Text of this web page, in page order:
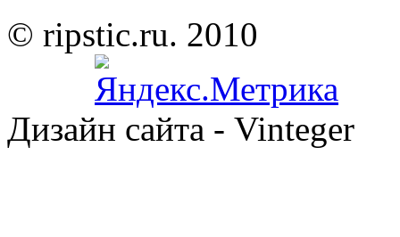
© ripstic.ru. 2010
Дизайн сайта - Vinteger